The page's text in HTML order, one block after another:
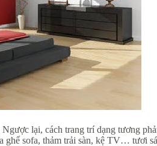
lại, cách trang trí dạng tương
sofa, thảm trải sàn, kệ TV… tươi